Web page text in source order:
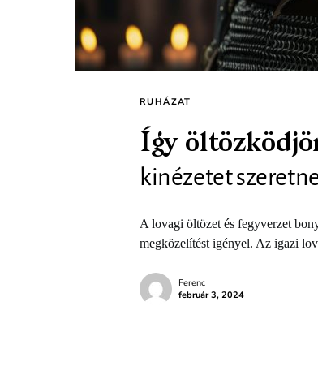
RUHÁZAT
Így
kinézetet
A lovagi öltözet és fegyverzet
megközelítést igényel. Az igazi
Ferenc
február 3, 2024